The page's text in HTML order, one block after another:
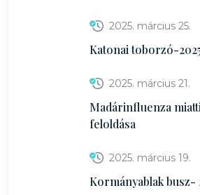
2025. március 25.
Katonai toborzó-
2025. március 21.
Madárinfluenza
feloldása
2025. március 19.
Kormányablak busz-